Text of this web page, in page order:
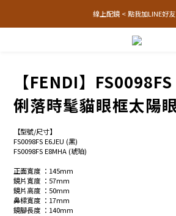
線上配鏡 < 點我加LINE好
【FENDI】
俐落時髦貓眼框太陽
【型號/尺寸】
FS0098FS E6JEU (黑)
FS0098FS E8MHA (琥珀)
正面寬度 ：145mm
鏡片寬度 ：57mm
鏡片高度 ：50mm
鼻樑寬度 ：17mm
鏡腳長度 ：140mm